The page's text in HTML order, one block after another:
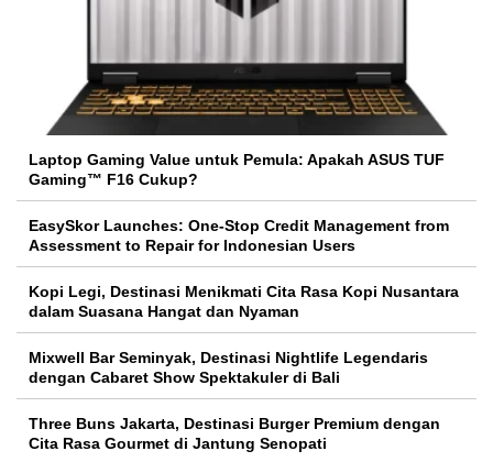
Laptop Gaming Value untuk Pemula: Apakah ASUS TUF
Gaming™ F16 Cukup?
EasySkor Launches: One-Stop Credit Management from
Assessment to Repair for Indonesian Users
Kopi Legi, Destinasi Menikmati Cita Rasa Kopi Nusantara
dalam Suasana Hangat dan Nyaman
Mixwell Bar Seminyak, Destinasi Nightlife Legendaris
dengan Cabaret Show Spektakuler di Bali
Three Buns Jakarta, Destinasi Burger Premium dengan
Cita Rasa Gourmet di Jantung Senopati